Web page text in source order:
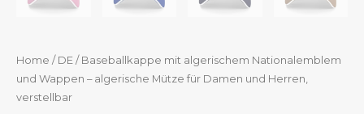
Home / DE / Baseballkappe mit algerischem Nationalemblem
und Wappen – algerische Mütze für Damen und Herren,
verstellbar